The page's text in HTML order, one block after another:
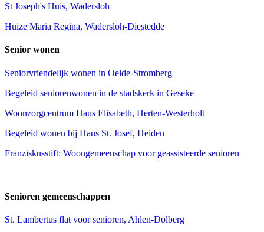
St Joseph's Huis, Wadersloh
Huize Maria Regina, Wadersloh-Diestedde
Senior wonen
Seniorvriendelijk wonen in Oelde-Stromberg
Begeleid seniorenwonen in de stadskerk in Geseke
Woonzorgcentrum Haus Elisabeth, Herten-Westerholt
Begeleid wonen bij Haus St. Josef, Heiden
Franziskusstift: Woongemeenschap voor geassisteerde senioren
Senioren gemeenschappen
St. Lambertus flat voor senioren, Ahlen-Dolberg